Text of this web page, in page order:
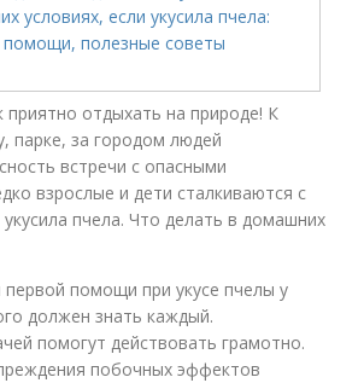
приятно отдыхать на природе! К
парке, за городом людей
встречи с опасными
взрослые и дети сталкиваются с
пчела. Что делать в домашних
первой помощи при укусе пчелы у
должен знать каждый.
помогут действовать грамотно.
побочных эффектов